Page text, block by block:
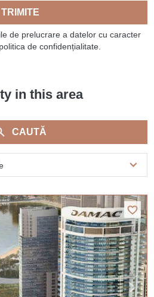
TRIMITE
de prelucrare a datelor cu caracter
de confidențialitate.
in this area
CAUTĂ